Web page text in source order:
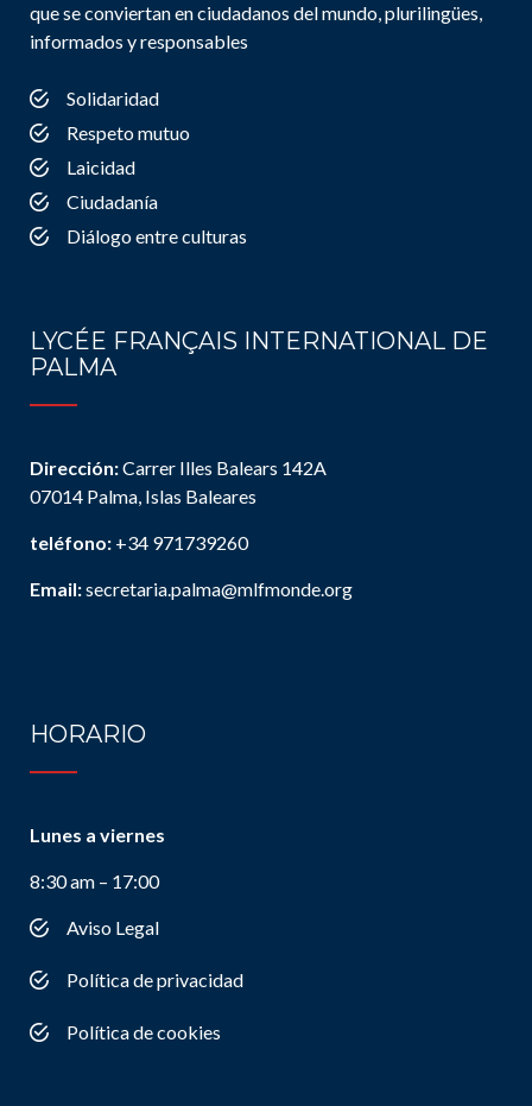
que se conviertan en ciudadanos del mundo, plurilingües,
informados y responsables
Solidaridad
Respeto mutuo
Laicidad
Ciudadanía
Diálogo entre culturas
LYCÉE FRANÇAIS INTERNATIONAL DE
PALMA
Dirección:Carrer Illes Balears 142A
07014 Palma, Islas Baleares
teléfono: +34 971739260
Email:secretaria.palma@mlfmonde.org
HORARIO
Lunes a viernes
8:30 am – 17:00
Aviso Legal
Política de privacidad
Política de cookies